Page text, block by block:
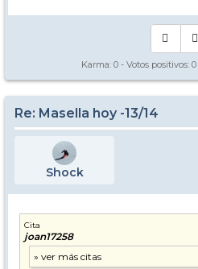
Karma: 0 - Votos positivos: 0
Re: Masella hoy -13/14
Shock
Cita
joan17258